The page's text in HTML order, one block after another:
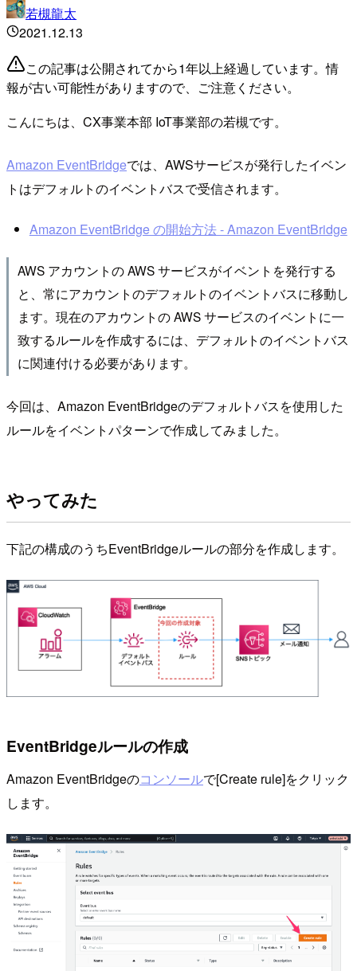
若槻龍太
2021.12.13
この記事は公開されてから1年以上経過しています。情
報が古い可能性がありますので、ご注意ください。
こんにちは、CX事業本部 IoT事業部の若槻です。
Amazon EventBridgeでは、AWSサービスが発行したイベン
トはデフォルトのイベントバスで受信されます。
Amazon EventBridge の開始方法 - Amazon EventBridge
AWS アカウントの AWS サービスがイベントを発行する
と、常にアカウントのデフォルトのイベントバスに移動し
ます。現在のアカウントの AWS サービスのイベントに一
致するルールを作成するには、デフォルトのイベントバス
に関連付ける必要があります。
今回は、Amazon EventBridgeのデフォルトバスを使用した
ルールをイベントパターンで作成してみました。
やってみた
下記の構成のうちEventBridgeルールの部分を作成します。
EventBridgeルールの作成
Amazon EventBridgeのコンソールで[Create rule]をクリック
します。